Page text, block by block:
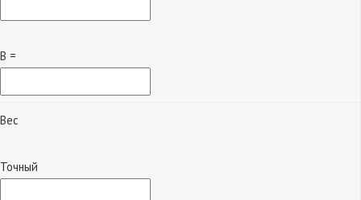
B =
Вес
Точный